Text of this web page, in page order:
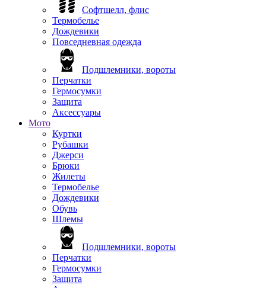
Софтшелл, флис
Термобелье
Дождевики
Повседневная одежда
Подшлемники, вороты
Перчатки
Гермосумки
Защита
Аксессуары
Мото
Куртки
Рубашки
Джерси
Брюки
Жилеты
Термобелье
Дождевики
Обувь
Шлемы
Подшлемники, вороты
Перчатки
Гермосумки
Защита